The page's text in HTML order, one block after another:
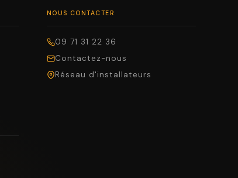
NOUS CONTACTER
09 71 31 22 36
Contactez-nous
Réseau d'installateurs